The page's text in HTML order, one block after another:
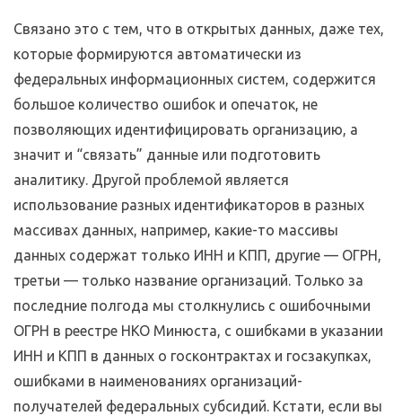
Связано это с тем, что в открытых данных, даже тех,
которые формируются автоматически из
федеральных информационных систем, содержится
большое количество ошибок и опечаток, не
позволяющих идентифицировать организацию, а
значит и “связать” данные или подготовить
аналитику. Другой проблемой является
использование разных идентификаторов в разных
массивах данных, например, какие-то массивы
данных содержат только ИНН и КПП, другие — ОГРН,
третьи — только название организаций. Только за
последние полгода мы столкнулись с ошибочными
ОГРН в реестре НКО Минюста, с ошибками в указании
ИНН и КПП в данных о госконтрактах и госзакупках,
ошибками в наименованиях организаций-
получателей федеральных субсидий. Кстати, если вы